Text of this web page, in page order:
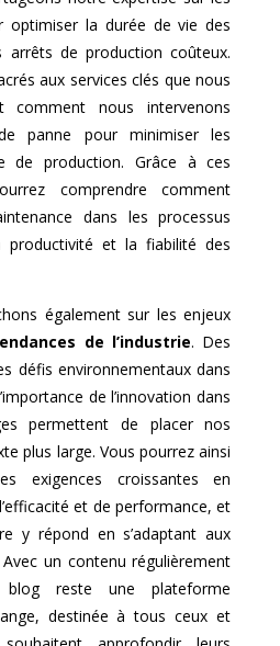
optimiser la durée de vie des
arrêts de production coûteux.
aux services clés que nous
comment nous intervenons
panne pour minimiser les
de production. Grâce à ces
comprendre comment
dans les processus
productivité et la fiabilité des
également sur les enjeux
de l’industrie. Des
défis environnementaux dans
de l’innovation dans
permettent de placer nos
plus large. Vous pourrez ainsi
exigences croissantes en
et de performance, et
y répond en s’adaptant aux
un contenu régulièrement
reste une plateforme
destinée à tous ceux et